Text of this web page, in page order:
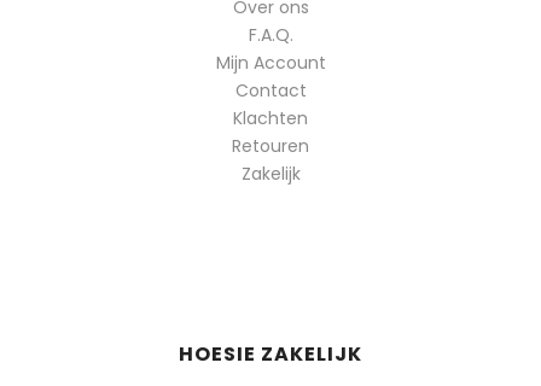
Over ons
F.A.Q.
Mijn Account
Contact
Klachten
Retouren
Zakelijk
HOESIE ZAKELIJK